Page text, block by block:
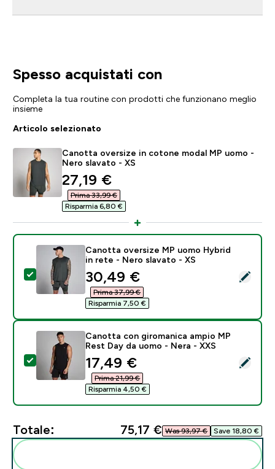
Spesso acquistati con
Completa la tua routine con prodotti che funzionano meglio
insieme
Articolo selezionato
Canotta oversize in cotone modal MP uomo -
Nero slavato - XS
discounted price
27,19 €‎
Prima 33,99 €‎
Risparmia 6,80 €‎
Seleziona questo prodotto - Canotta oversize MP
Canotta oversize MP uomo Hybrid
in rete - Nero slavato - XS
discounted price
30,49 €‎
Prima 37,99 €‎
Risparmia 7,50 €‎
Seleziona questo prodotto - Canotta con giromanica
Canotta con giromanica ampio MP
Rest Day da uomo - Nera - XXS
discounted price
17,49 €‎
Prima 21,99 €‎
Risparmia 4,50 €‎
Totale: 75,17 €‎ Was 93,97 €‎ Save 18,80 €‎